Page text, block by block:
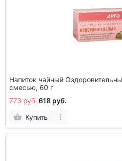
Напиток чайный
смесью, 60 г
773 руб. 618 руб.
Купить